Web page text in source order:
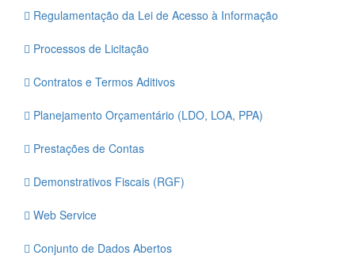
Regulamentação da Lei de Acesso à Informação
Processos de Licitação
Contratos e Termos Aditivos
Planejamento Orçamentário (LDO, LOA, PPA)
Prestações de Contas
Demonstrativos Fiscais (RGF)
Web Service
Conjunto de Dados Abertos